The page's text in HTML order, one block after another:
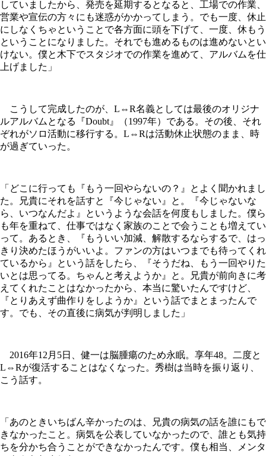
していましたから、発売を延期するとなると、工場での作業、
営業や宣伝の方々にも迷惑がかかってしまう。でも一度、休止
にしなくちゃということで各方面に頭を下げて、一度、休もう
ということになりました。それでも進めるものは進めないとい
けない。僕と木下でスタジオでの作業を進めて、アルバムを仕
上げました」
こうして完成したのが、L⇔R名義としては最後のオリジナ
ルアルバムとなる『Doubt』（1997年）である。その後、それ
ぞれがソロ活動に移行する。L⇔Rは活動休止状態のまま、時
が過ぎていった。
「どこに行っても『もう一回やらないの？』とよく聞かれまし
た。兄貴にそれを話すと『今じゃない』と。『今じゃないな
ら、いつなんだよ』というような会話を何度もしました。僕ら
も年を重ねて、仕事ではなく家族のことで会うことも増えてい
って。あるとき、『もういい加減、解散するならするで、はっ
きり決めたほうがいいよ。ファンの方はいつまでも待ってくれ
ているから』という話をしたら、『そうだね、もう一回やりた
いとは思ってる。ちゃんと考えようか』と。兄貴が前向きに考
えてくれたことはなかったから、本当に驚いたんですけど、
『とりあえず曲作りをしようか』という話でまとまったんで
す。でも、その直後に病気が判明しました」
2016年12月5日、健一は脳腫瘍のため永眠。享年48。二度と
L⇔Rが復活することはなくなった。秀樹は当時を振り返り、
こう話す。
「あのときいちばん辛かったのは、兄貴の病気の話を誰にもで
きなかったこと。病気を公表していなかったので、誰とも気持
ちを分かち合うことができなかったんです。僕も相当、メンタ